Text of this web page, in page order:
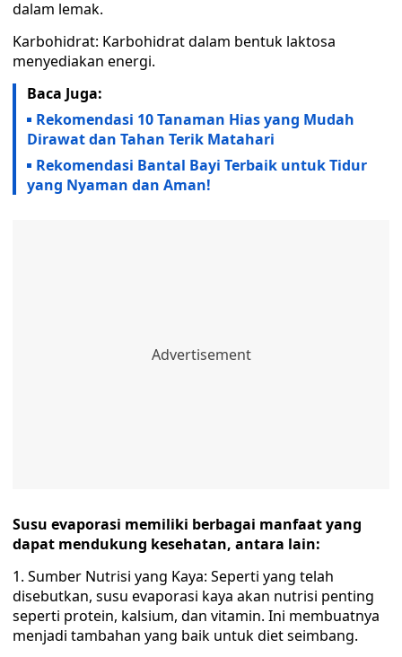
dalam lemak.
Karbohidrat: Karbohidrat dalam bentuk laktosa
menyediakan energi.
Baca Juga:
Rekomendasi 10 Tanaman Hias yang Mudah
Dirawat dan Tahan Terik Matahari
Rekomendasi Bantal Bayi Terbaik untuk Tidur
yang Nyaman dan Aman!
Susu evaporasi memiliki berbagai manfaat yang
dapat mendukung kesehatan, antara lain:
1. Sumber Nutrisi yang Kaya: Seperti yang telah
disebutkan, susu evaporasi kaya akan nutrisi penting
seperti protein, kalsium, dan vitamin. Ini membuatnya
menjadi tambahan yang baik untuk diet seimbang.